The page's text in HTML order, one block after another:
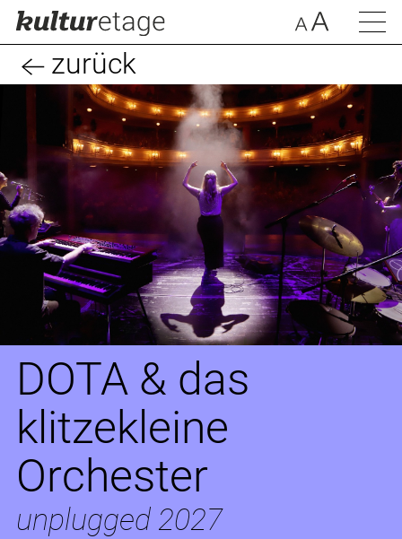
zurück
DOTA & das
klitzekleine
Orchester
unplugged 2027